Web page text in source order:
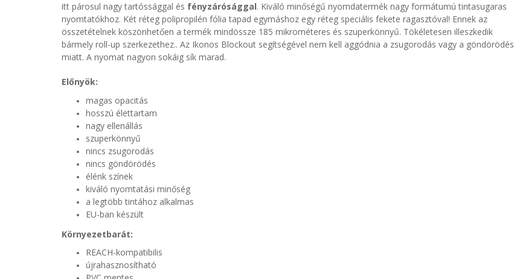
itt párosul nagy tartóssággal és fényzárósággal. Kiváló minőségű nyomdatermék nagy formátumú tintasugaras
nyomtatókhoz. Két réteg polipropilén fólia tapad egymáshoz egy réteg speciális fekete ragasztóval! Ennek az
összetételnek köszönhetően a termék mindössze 185 mikrométeres és szuperkönnyű. Tökéletesen illeszkedik
bármely roll-up szerkezethez.. Az Ikonos Blockout segítségével nem kell aggódnia a zsugorodás vagy a göndörödés
miatt. A nyomat nagyon sokáig sík marad.
Előnyök:
magas opacitás
hosszú élettartam
nagy ellenállás
szuperkönnyű
nincs zsugorodás
nincs göndörödés
élénk színek
kiváló nyomtatási minőség
a legtöbb tintához alkalmas
EU-ban készült
Környezetbarát:
REACH-kompatibilis
újrahasznosítható